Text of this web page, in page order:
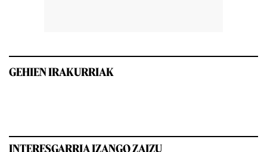
GEHIEN IRAKURRIAK
INTERESGARRIA IZANGO ZAIZU